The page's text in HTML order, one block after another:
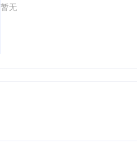
暂无